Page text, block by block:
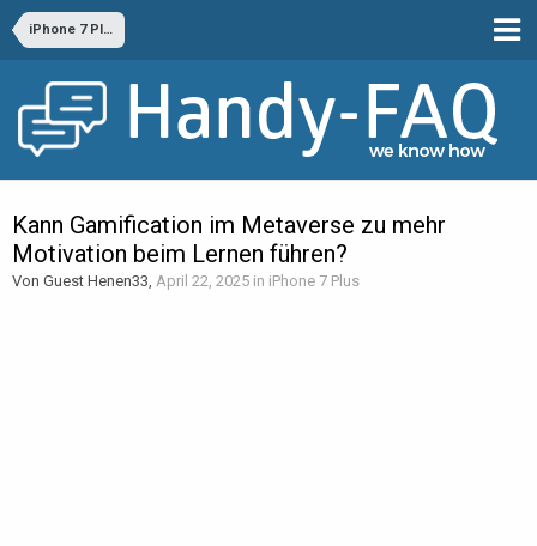
iPhone 7 Plus
Kann Gamification im Metaverse zu mehr
Motivation beim Lernen führen?
Von Guest Henen33, April 22, 2025 in iPhone 7 Plus